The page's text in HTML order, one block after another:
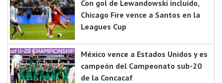
Con gol de Lewandowski incluido,
Chicago Fire vence a Santos en la
Leagues Cup
México vence a Estados Unidos y es
campeón del Campeonato sub-20
de la Concacaf